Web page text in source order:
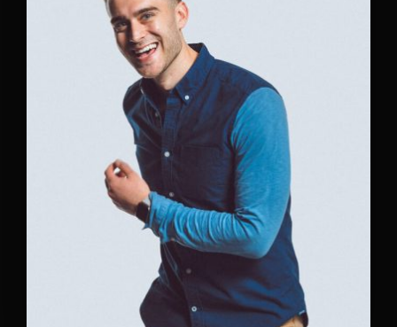
SIGN IN
Remember Me
By signing in, you agree to
our terms and
and ourprivacy policy.